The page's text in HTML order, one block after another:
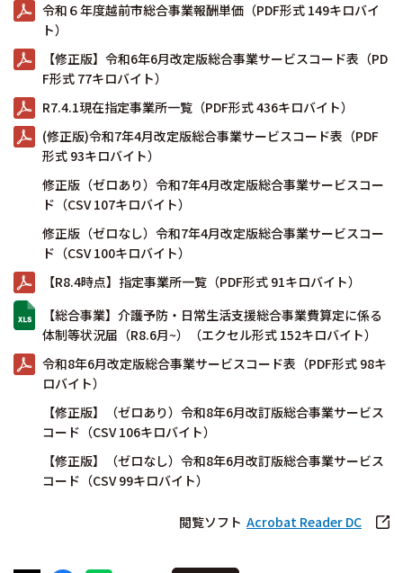
令和６年度越前市総合事業報酬単価（PDF形式 149キロバイ
ト）
【修正版】令和6年6月改定版総合事業サービスコード表（PD
F形式 77キロバイト）
R7.4.1現在指定事業所一覧（PDF形式 436キロバイト）
(修正版)令和7年4月改定版総合事業サービスコード表（PDF
形式 93キロバイト）
修正版（ゼロあり）令和7年4月改定版総合事業サービスコー
ド（CSV 107キロバイト）
修正版（ゼロなし）令和7年4月改定版総合事業サービスコー
ド（CSV 100キロバイト）
【R8.4時点】指定事業所一覧（PDF形式 91キロバイト）
【総合事業】介護予防・日常生活支援総合事業費算定に係る
体制等状況届（R8.6月~）（エクセル形式 152キロバイト）
令和8年6月改定版総合事業サービスコード表（PDF形式 98キ
ロバイト）
【修正版】（ゼロあり）令和8年6月改訂版総合事業サービス
コード（CSV 106キロバイト）
【修正版】（ゼロなし）令和8年6月改訂版総合事業サービス
コード（CSV 99キロバイト）
閲覧ソフト Acrobat Reader DC